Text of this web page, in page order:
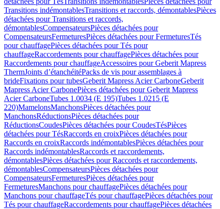
Transitions indémontablesTransitions et raccords, démontablesPièces
détachées pour Transitions et raccords,
démontablesCompensateursPièces détachées pour
CompensateursFermeturesPièces détachées pour FermeturesTés
pour chauffagePièces détachées pour Tés pour
chauffageRaccordements pour chauffagePièces détachées pour
Raccordements pour chauffageAccessoires pour Geberit Mapress
ThermJoints d’étanchéitéPacks de vis pour assemblages à
brideFixations pour tubesGeberit Mapress Acier CarboneGeberit
Mapress Acier CarbonePièces détachées pour Geberit Mapress
Acier CarboneTubes 1.0034 (E 195)Tubes 1.0215 (E
220)MamelonsManchonsPièces détachées pour
ManchonsRéductionsPièces détachées pour
RéductionsCoudesPièces détachées pour CoudesTésPièces
détachées pour TésRaccords en croixPièces détachées pour
Raccords en croixRaccords indémontablesPièces détachées pour
Raccords indémontablesRaccords et raccordements,
démontablesPièces détachées pour Raccords et raccordements,
démontablesCompensateursPièces détachées pour
CompensateursFermeturesPièces détachées pour
FermeturesManchons pour chauffagePièces détachées pour
Manchons pour chauffageTés pour chauffagePièces détachées pour
Tés pour chauffageRaccordements pour chauffagePièces détachées